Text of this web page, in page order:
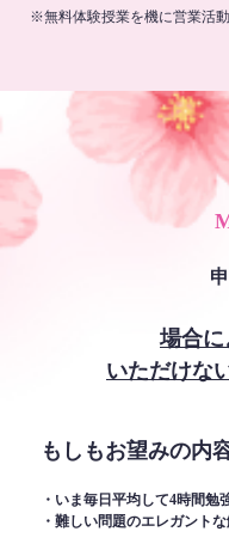
※無料体験授業を機に営業活
場合
いただけな
もしもお望みの内容
・いま毎日平均して4時間
・難しい問題のエレガント